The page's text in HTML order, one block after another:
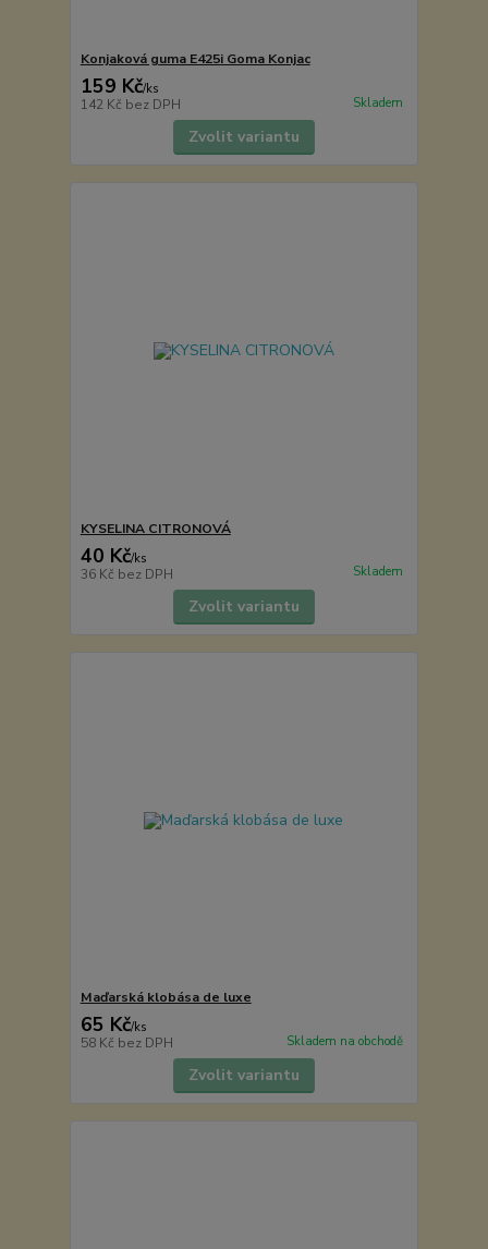
Konjaková guma E425i Goma Konjac
159 Kč/ks
142 Kč bez DPH Skladem
Zvolit variantu
KYSELINA CITRONOVÁ
40 Kč/ks
36 Kč bez DPH Skladem
Zvolit variantu
Maďarská klobása de luxe
65 Kč/ks
58 Kč bez DPH Skladem na obchodě
Zvolit variantu